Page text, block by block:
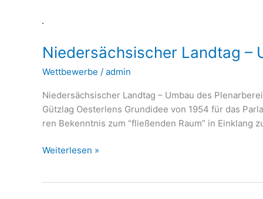
Niedersächsischer Landtag –
Wettbewerbe / admin
Nie­der­säch­si­scher Land­tag – Umbau des
Gütz­lag Oes­ter­lens Grund­idee von 1954 für das
ren Bekennt­nis zum “flie­ßen­den Raum” in
Niedersächsischer
–
des
Plenarbereichs
Weiterlesen »